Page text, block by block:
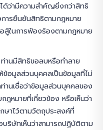
ด้ว่ามีความสำคัญยิ่งกว่าสิทธิ
ารยืนยันสิทธิตามกฎหมาย
สู้ในการฟ้องร้องตามกฎหมาย
ท่านมีสิทธิขอลบหรือทำลาย
ข้อมูลส่วนบุคคลเป็นข้อมูลที่ไม่
านเชื่อว่าข้อมูลส่วนบุคคลของ
หมายที่เกี่ยวข้อง หรือเห็นว่า
ษาไว้ตามวัตถุประสงค์ที่
บริษัทเห็นว่าสามารถปฏิบัติตาม